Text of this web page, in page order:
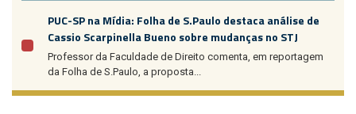
PUC-SP na Mídia: Folha de S.Paulo destaca análise de
Cassio Scarpinella Bueno sobre mudanças no STJ
Professor da Faculdade de Direito comenta, em reportagem
da Folha de S.Paulo, a proposta...